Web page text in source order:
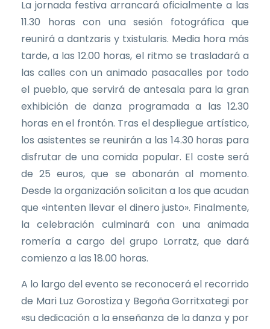
La jornada festiva arrancará oficialmente a las
11.30 horas con una sesión fotográfica que
reunirá a dantzaris y txistularis. Media hora más
tarde, a las 12.00 horas, el ritmo se trasladará a
las calles con un animado pasacalles por todo
el pueblo, que servirá de antesala para la gran
exhibición de danza programada a las 12.30
horas en el frontón. Tras el despliegue artístico,
los asistentes se reunirán a las 14.30 horas para
disfrutar de una comida popular. El coste será
de 25 euros, que se abonarán al momento.
Desde la organización solicitan a los que acudan
que «intenten llevar el dinero justo». Finalmente,
la celebración culminará con una animada
romería a cargo del grupo Lorratz, que dará
comienzo a las 18.00 horas.
A lo largo del evento se reconocerá el recorrido
de Mari Luz Gorostiza y Begoña Gorritxategi por
«su dedicación a la enseñanza de la danza y por